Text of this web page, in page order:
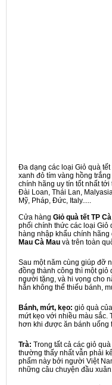
Đa dạng các loại Giỏ quà
xanh đỏ tím vàng hồng
chính hãng uy tín tốt nhất
Đài Loan, Thái Lan,
Mỹ, Pháp, Đức, Italy.....
Cửa hàng Giỏ quà tết TP
phối chính thức các loại Giỏ
hàng nhập khẩu chính
Mau Cà Mau và trên toàn
Sau một năm cùng giúp đỡ
đồng thành công thì một giỏ
người tặng, và hi vọng cho
hẳn không thể thiếu bánh,
Bánh, mứt, kẹo: giỏ quà
mứt kẹo với nhiều màu sắc.
hơn khi được ăn bánh
Trà: Trong tất cả các giỏ
thường thấy nhất vẫn phải
phẩm này bởi người Việt
những câu chuyện đầu